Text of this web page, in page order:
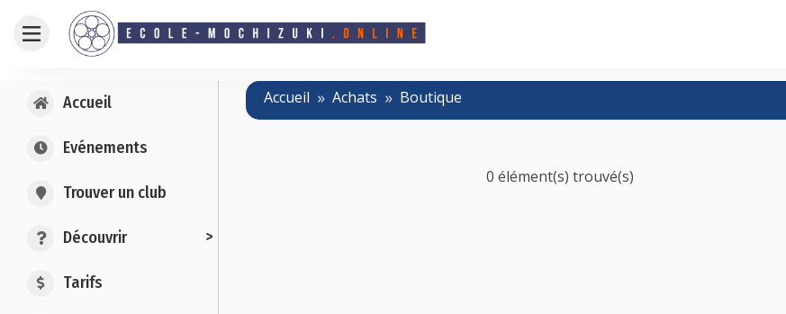
Accueil
Evénements
Trouver un club
Découvrir >
Tarifs
Accueil Achats Boutique
0 élément(s) trouvé(s)